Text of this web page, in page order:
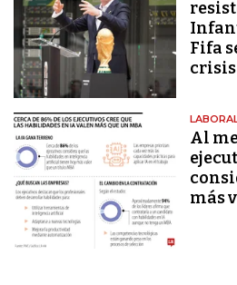
Fifa
crisis
Al
más